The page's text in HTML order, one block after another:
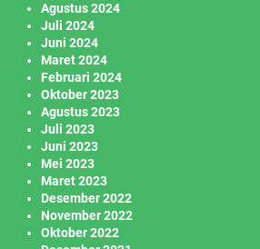
Agustus 2024
Juli 2024
Juni 2024
Maret 2024
Februari 2024
Oktober 2023
Agustus 2023
Juli 2023
Juni 2023
Mei 2023
Maret 2023
Desember 2022
November 2022
Oktober 2022